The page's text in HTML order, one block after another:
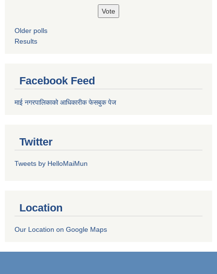
Older polls
Results
Facebook Feed
माई नगरपालिकाको आधिकारीक फेसबुक पेज
Twitter
Tweets by HelloMaiMun
Location
Our Location on Google Maps